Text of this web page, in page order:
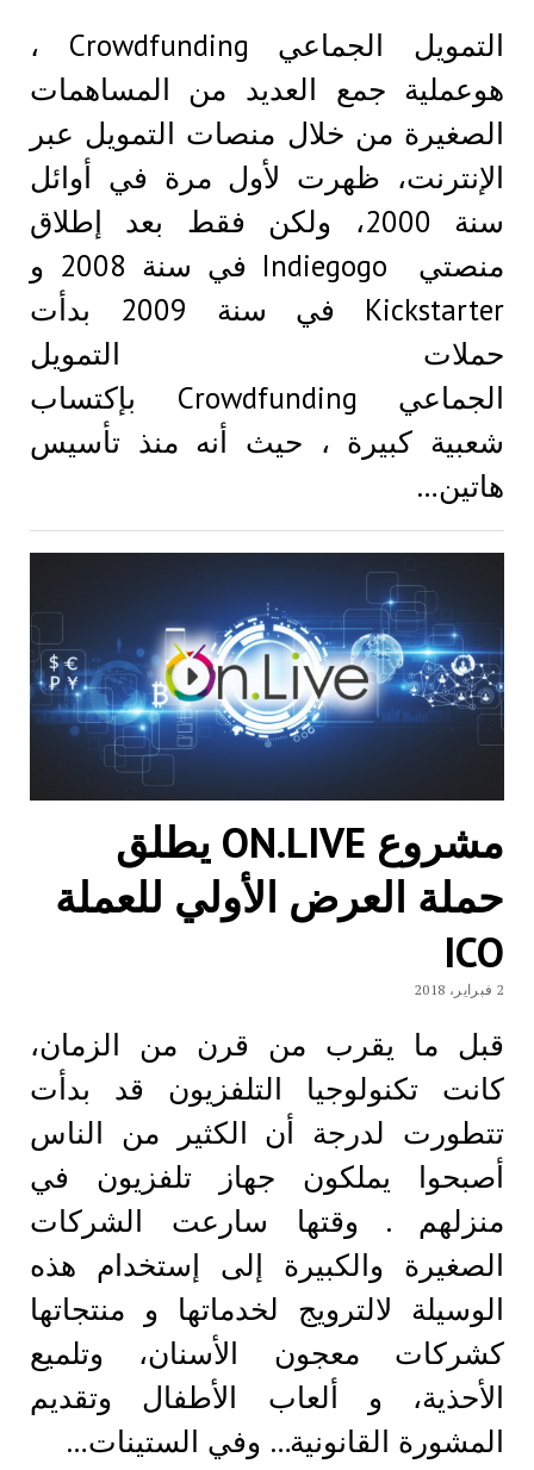
التمويل الجماعي Crowdfunding ،
هوعملية جمع العديد من المساهمات
الصغيرة من خلال منصات التمويل عبر
الإنترنت، ظهرت لأول مرة في أوائل
سنة 2000، ولكن فقط بعد إطلاق
منصتي Indiegogo في سنة 2008 و
Kickstarter في سنة 2009 بدأت
حملات التمويل
الجماعي Crowdfunding بإكتساب
شعبية كبيرة ، حيث أنه منذ تأسيس
هاتين…
مشروع ON.LIVE يطلق
حملة العرض الأولي للعملة
ICO
2 فبراير، 2018
قبل ​​ما يقرب من قرن من الزمان،
كانت تكنولوجيا التلفزيون قد بدأت
تتطورت لدرجة أن الكثير من الناس
أصبحوا يملكون جهاز تلفزيون في
منزلهم . وقتها سارعت الشركات
الصغيرة والكبيرة إلى إستخدام هذه
الوسيلة لالترويج لخدماتها و منتجاتها
كشركات معجون الأسنان، وتلميع
الأحذية، و ألعاب الأطفال وتقديم
المشورة القانونية… وفي الستينات…